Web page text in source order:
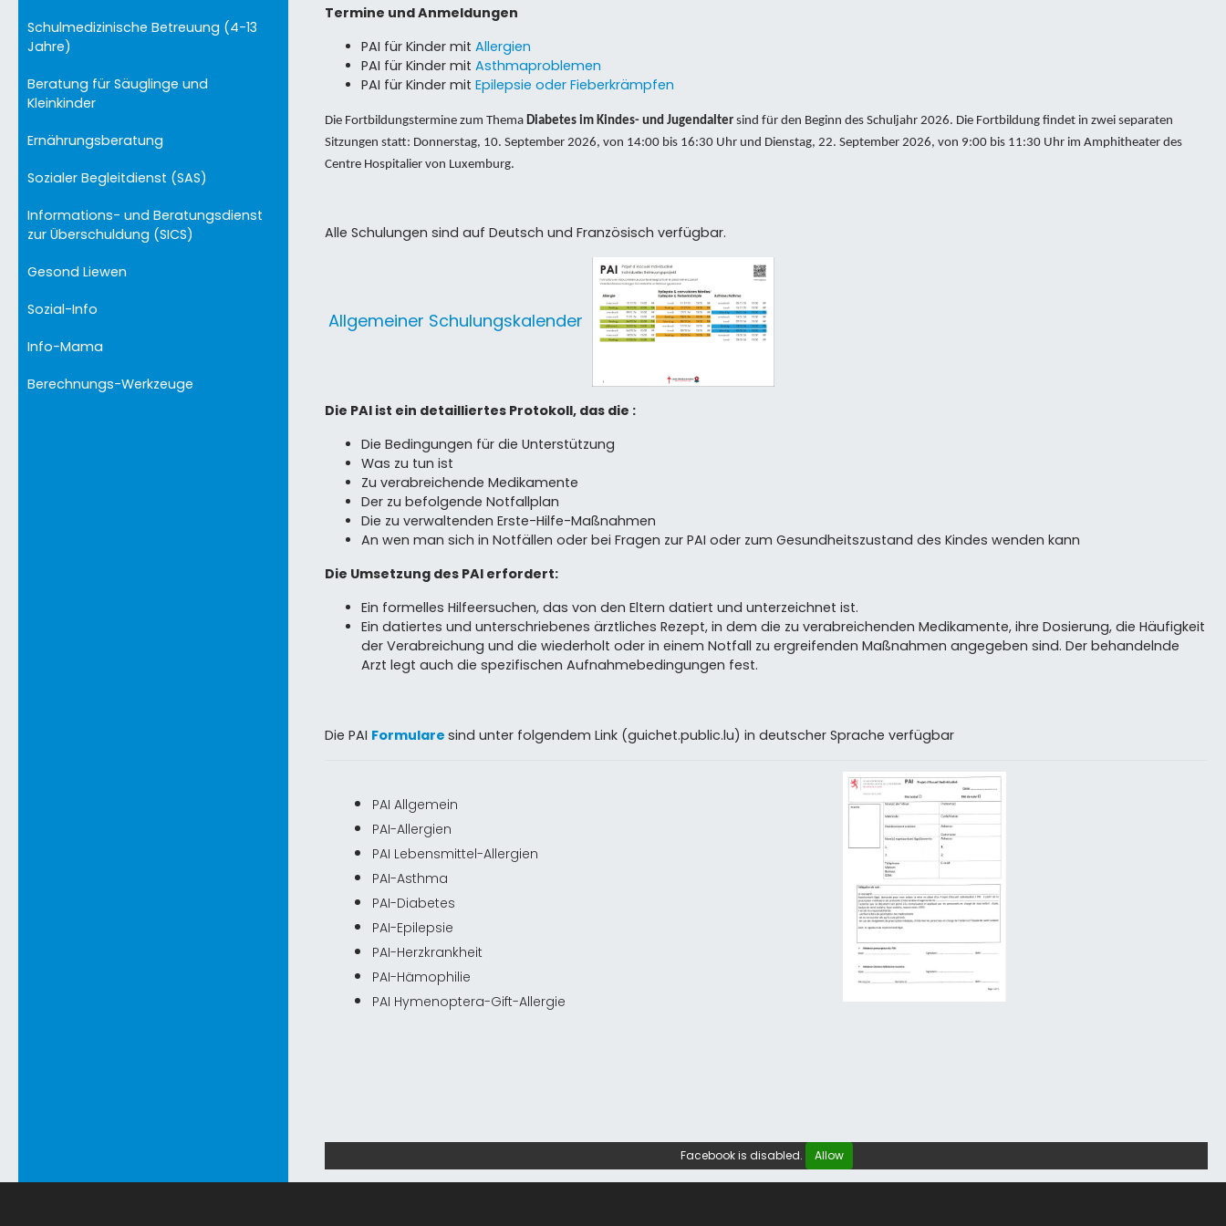
Schulmedizinische Betreuung (4-13
Jahre)
Beratung für Säuglinge und
Kleinkinder
Ernährungsberatung
Sozialer Begleitdienst (SAS)
Informations- und Beratungsdienst
zur Überschuldung (SICS)
Gesond Liewen
Sozial-Info
Info-Mama
Berechnungs-Werkzeuge
Termine und Anmeldungen
PAI für Kinder mit Allergien
PAI für Kinder mit Asthmaproblemen
PAI für Kinder mit Epilepsie oder Fieberkrämpfen
Die Fortbildungstermine zum Thema Diabetes im Kindes- und Jugendalter sind für den Beginn des Schuljahr 2026. Die Fortbildung findet in zwei separaten
Sitzungen statt: Donnerstag, 10. September 2026, von 14:00 bis 16:30 Uhr und Dienstag, 22. September 2026, von 9:00 bis 11:30 Uhr im Amphitheater des
Centre Hospitalier von Luxemburg.
Alle Schulungen sind auf Deutsch und Französisch verfügbar.
Allgemeiner Schulungskalender
Die PAI ist ein detailliertes Protokoll, das die :
Die Bedingungen für die Unterstützung
Was zu tun ist
Zu verabreichende Medikamente
Der zu befolgende Notfallplan
Die zu verwaltenden Erste-Hilfe-Maßnahmen
An wen man sich in Notfällen oder bei Fragen zur PAI oder zum Gesundheitszustand des Kindes wenden kann
Die Umsetzung des PAI erfordert:
Ein formelles Hilfeersuchen, das von den Eltern datiert und unterzeichnet ist.
Ein datiertes und unterschriebenes ärztliches Rezept, in dem die zu verabreichenden Medikamente, ihre Dosierung, die Häufigkeit
der Verabreichung und die wiederholt oder in einem Notfall zu ergreifenden Maßnahmen angegeben sind. Der behandelnde
Arzt legt auch die spezifischen Aufnahmebedingungen fest.
Die PAI Formulare sind unter folgendem Link (guichet.public.lu) in deutscher Sprache verfügbar
PAI Allgemein
PAI-Allergien
PAI Lebensmittel-Allergien
PAI-Asthma
PAI-Diabetes
PAI-Epilepsie
PAI-Herzkrankheit
PAI-Hämophilie
PAI Hymenoptera-Gift-Allergie
Facebook is disabled. Allow